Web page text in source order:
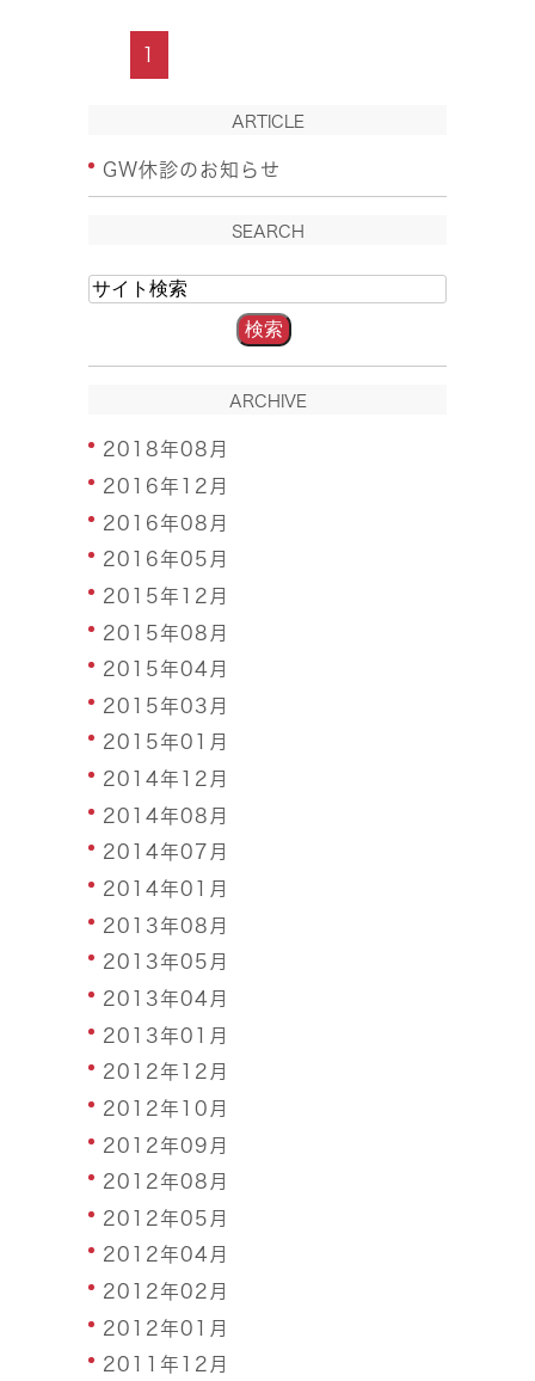
1
ARTICLE
GW休診のお知らせ
SEARCH
ARCHIVE
2018年08月
2016年12月
2016年08月
2016年05月
2015年12月
2015年08月
2015年04月
2015年03月
2015年01月
2014年12月
2014年08月
2014年07月
2014年01月
2013年08月
2013年05月
2013年04月
2013年01月
2012年12月
2012年10月
2012年09月
2012年08月
2012年05月
2012年04月
2012年02月
2012年01月
2011年12月